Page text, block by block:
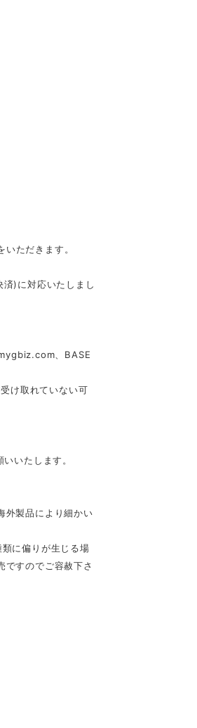
ただきます。
)に対応いたしまし
、BASE
け取れていない可
いたします。
外製品により細かい
に偏りが生じる場
ですのでご容赦下さ